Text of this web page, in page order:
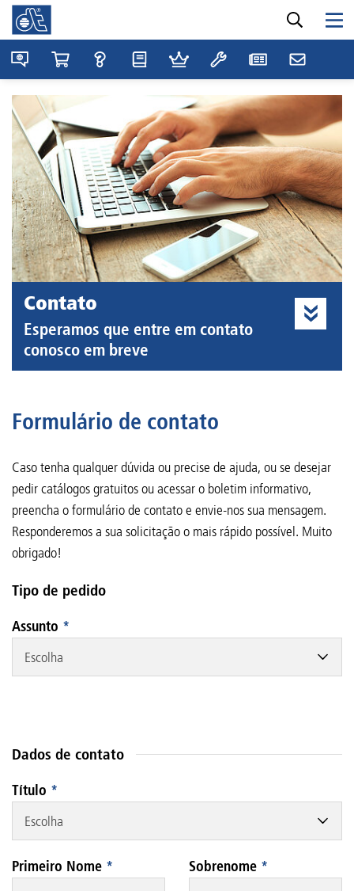
Contato
Esperamos que entre em contato
conosco em breve
Formulário de contato
Caso tenha qualquer dúvida ou precise de ajuda, ou se desejar
pedir catálogos gratuitos ou acessar o boletim informativo,
preencha o formulário de contato e envie-nos sua mensagem.
Responderemos a sua solicitação o mais rápido possível. Muito
obrigado!
Tipo de pedido
Assunto *
Escolha
Dados de contato
Título *
Escolha
Primeiro Nome * Sobrenome *